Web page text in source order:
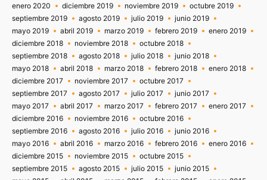
enero 2020
diciembre 2019 noviembre 2019
octubre 2019
septiembre 2019
agosto 2019 julio 2019
junio 2019
mayo 2019
abril 2019 marzo 2019 febrero 2019
enero 2019
diciembre 2018
noviembre 2018
octubre 2018
septiembre 2018
agosto 2018 julio 2018
junio 2018
mayo 2018
abril 2018 marzo 2018 febrero 2018
enero 2018
diciembre 2017
noviembre 2017
octubre 2017
septiembre 2017
agosto 2017 julio 2017
junio 2017
mayo 2017
abril 2017 marzo 2017 febrero 2017
enero 2017
diciembre 2016
noviembre 2016
octubre 2016
septiembre 2016
agosto 2016 julio 2016
junio 2016
mayo 2016
abril 2016 marzo 2016 febrero 2016
enero 2016
diciembre 2015
noviembre 2015
octubre 2015
septiembre 2015
agosto 2015 julio 2015
junio 2015